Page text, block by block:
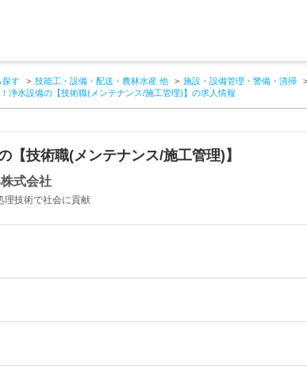
探す 技能工・設備・配送・農林水産 他 施設・設備管理・警備・清掃
浄水設備の【技術職(メンテナンス/施工管理)】の求人情報
【技術職(メンテナンス/施工管理)】
式会社
理技術で社会に貢献